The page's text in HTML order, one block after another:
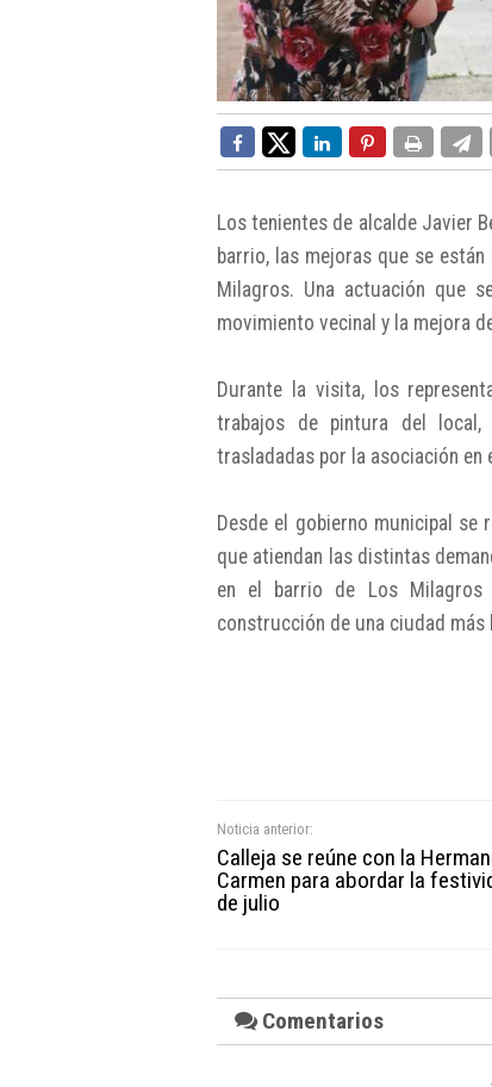
Los tenientes de alcalde Javier
barrio, las mejoras que se
Milagros. Una actuación que
movimiento vecinal y la mejora
Durante la visita, los
trabajos de pintura del
trasladadas por la asociación en
Desde el gobierno municipal
que atiendan las distintas
en el barrio de Los
construcción de una ciudad más
Noticia anterior:
Calleja se reúne con la
Carmen para abordar la
de julio
Comentarios